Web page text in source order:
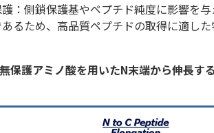
：側鎖保護基やペプチド純度に影響を
るため、高品質ペプチドの取得に適した
保護アミノ酸を用いたN末端から伸長す